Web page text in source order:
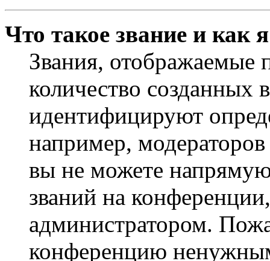
Что такое звание и как
Звания,
количество
идентифицируют
например,
вы не можете
званий на
администратором.
конференцию